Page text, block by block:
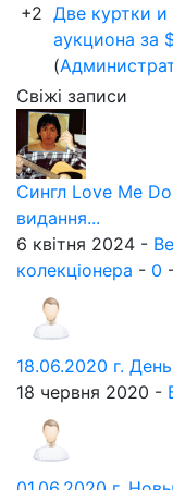
+2 Две куртки и
аукциона за
(
Свіжі записи
Сингл Love Me
видання...
6 квітня 2024 -
колекціонера - 0
18.06.2020 г.
18 червня 2020 -